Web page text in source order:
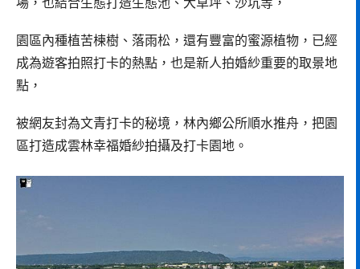
場，也結合生態打造生態池、大草坪、沙坑等，
園區內種植苦楝樹、落雨松，還有豐富的蜜源植物，已經
成為遊客拍照打卡的熱點，也是新人拍婚紗重要的取景地
點，
被網友封為文青打卡的秘境，林內鄉公所順水推舟，把園
區打造成雲林幸福婚紗拍攝及打卡園地。